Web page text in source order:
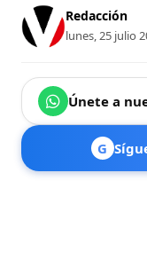
Redacción
lunes, 25 julio
Únete a
G